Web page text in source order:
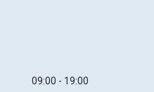
09:00
19:00